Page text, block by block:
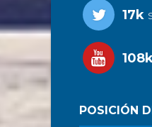
17k
POSICIÓN